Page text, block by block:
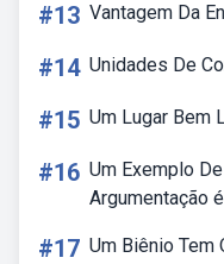
#13 Vantagem Da
#14 Unidades De
#15 Um Lugar Bem
#16 Um Exemplo
Argumentação é
#17 Um Biênio Tem